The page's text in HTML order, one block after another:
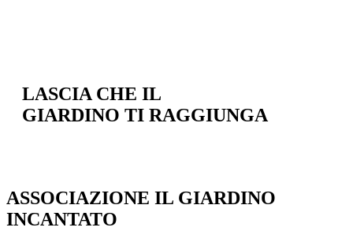
LASCIA CHE IL
GIARDINO TI RAGGIUNGA
ASSOCIAZIONE IL GIARDINO
INCANTATO